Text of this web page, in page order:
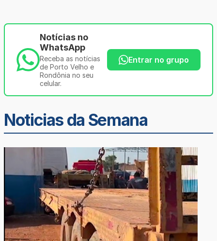
Notícias no
WhatsApp
Receba as notícias
de Porto Velho e
Rondônia no seu
celular.
Entrar no grupo
Noticias da Semana